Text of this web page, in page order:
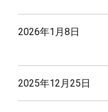
2026年1月8日
2025年12月25日